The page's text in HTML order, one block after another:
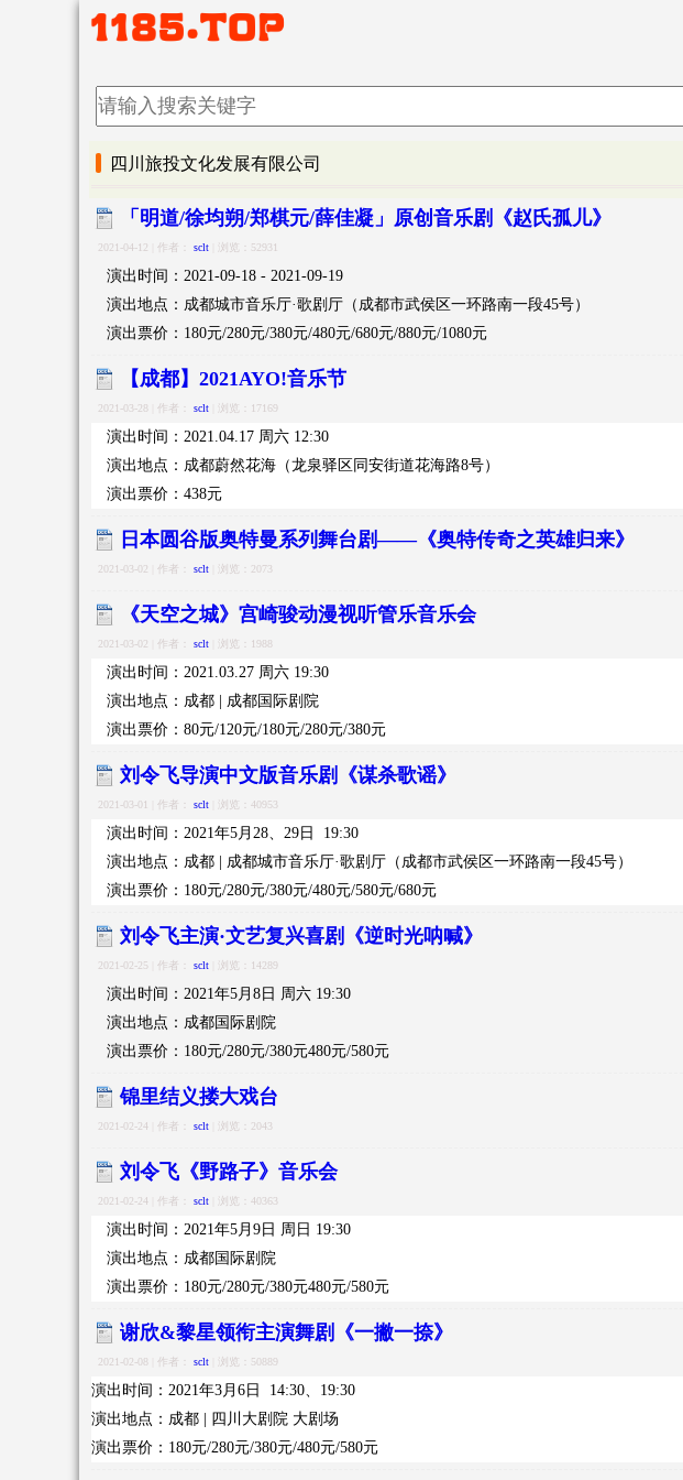
四川旅投文化发展有限公司
「明道/徐均朔/郑棋元/薛佳凝」原创音乐剧《赵氏孤儿》
2021-04-12 | 作者： sclt | 浏览：52931
演出时间：2021-09-18 - 2021-09-19
演出地点：成都城市音乐厅·歌剧厅（成都市武侯区一环路南一段45号）
演出票价：180元/280元/380元/480元/680元/880元/1080元
【成都】2021AYO!音乐节
2021-03-28 | 作者： sclt | 浏览：17169
演出时间：2021.04.17 周六 12:30
演出地点：成都蔚然花海（龙泉驿区同安街道花海路8号）
演出票价：438元
日本圆谷版奥特曼系列舞台剧——《奥特传奇之英雄归来》
2021-03-02 | 作者： sclt | 浏览：2073
《天空之城》宫崎骏动漫视听管乐音乐会
2021-03-02 | 作者： sclt | 浏览：1988
演出时间：2021.03.27 周六 19:30
演出地点：成都 | 成都国际剧院
演出票价：80元/120元/180元/280元/380元
刘令飞导演中文版音乐剧《谋杀歌谣》
2021-03-01 | 作者： sclt | 浏览：40953
演出时间：2021年5月28、29日 19:30
演出地点：成都 | 成都城市音乐厅·歌剧厅（成都市武侯区一环路南一段45号）
演出票价：180元/280元/380元/480元/580元/680元
刘令飞主演·文艺复兴喜剧《逆时光呐喊》
2021-02-25 | 作者： sclt | 浏览：14289
演出时间：2021年5月8日 周六 19:30
演出地点：成都国际剧院
演出票价：180元/280元/380元480元/580元
锦里结义搂大戏台
2021-02-24 | 作者： sclt | 浏览：2043
刘令飞《野路子》音乐会
2021-02-24 | 作者： sclt | 浏览：40363
演出时间：2021年5月9日 周日 19:30
演出地点：成都国际剧院
演出票价：180元/280元/380元480元/580元
谢欣&黎星领衔主演舞剧《一撇一捺》
2021-02-08 | 作者： sclt | 浏览：50889
演出时间：2021年3月6日 14:30、19:30
演出地点：成都 | 四川大剧院 大剧场
演出票价：180元/280元/380元/480元/580元